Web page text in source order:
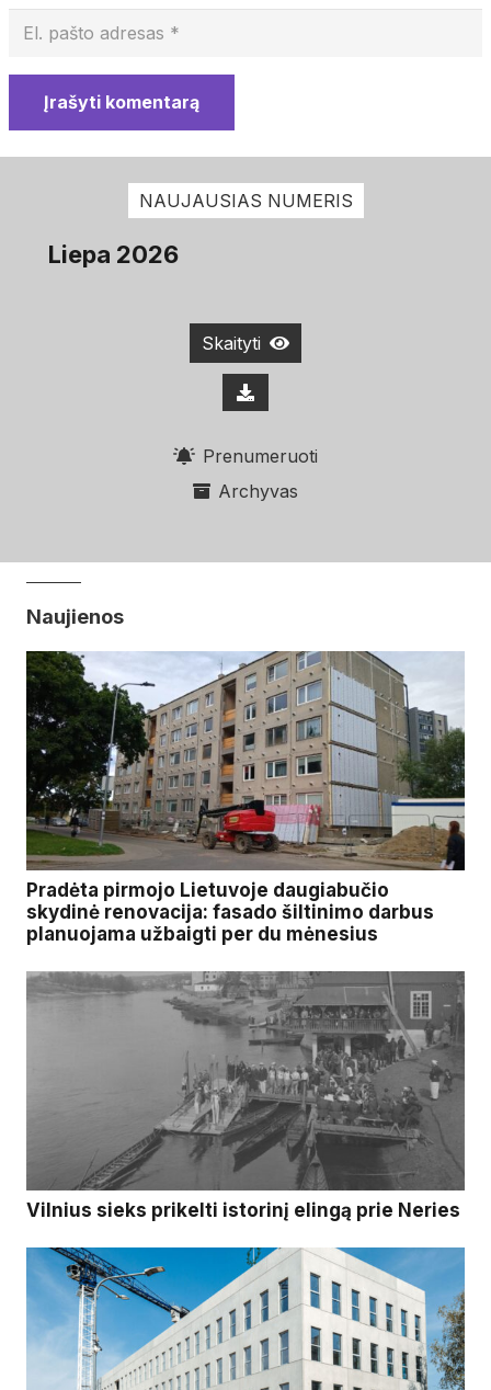
Įrašyti komentarą
NAUJAUSIAS NUMERIS
Liepa 2026
Skaityti
Prenumeruoti
Archyvas
Naujienos
Pradėta pirmojo Lietuvoje daugiabučio
skydinė renovacija: fasado šiltinimo darbus
planuojama užbaigti per du mėnesius
Vilnius sieks prikelti istorinį elingą prie Neries